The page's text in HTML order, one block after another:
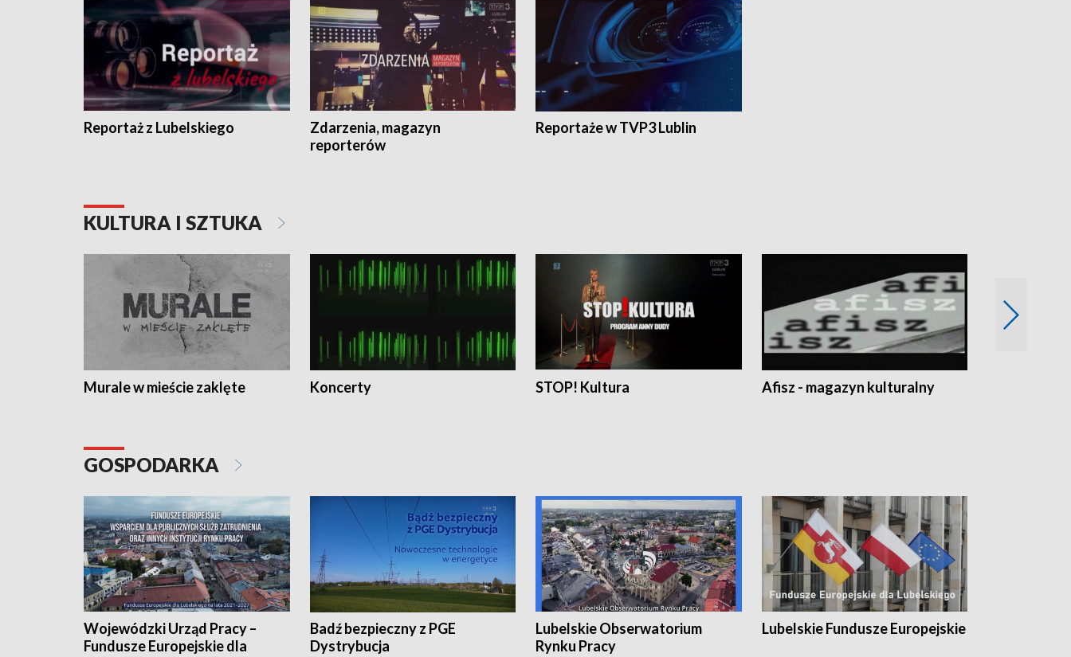
Reportaż z Lubelskiego
Zdarzenia, magazyn
reporterów
Reportaże w TVP3 Lublin
KULTURA I SZTUKA
Murale w mieście zaklęte Koncerty STOP! Kultura Afisz - magazyn kulturalny
GOSPODARKA
Wojewódzki Urząd Pracy –
Fundusze Europejskie dla
Badź bezpieczny z PGE
Dystrybucja
Lubelskie Obserwatorium
Rynku Pracy
Lubelskie Fundusze Europejskie